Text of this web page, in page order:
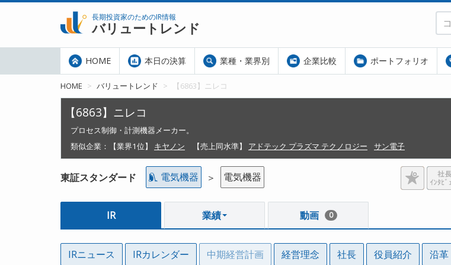
長期投資家のためのIR情報
バリュートレンド
HOME 本日の決算 業種・業界別 企業比較 ポートフォリオ
HOME バリュートレンド 【6863】ニレコ
【6863】ニレコ
プロセス制御・計測機器メーカー。
類似企業：
【業界1位】 キヤノン 【売上同水準】 アドテック プラズマ テクノロジー サン電子
東証スタンダード 電気機器 ＞ 電気機器
IR 業績 動画 0
IRニュース IRカレンダー 中期経営計画 経営理念 社長 役員紹介 沿革